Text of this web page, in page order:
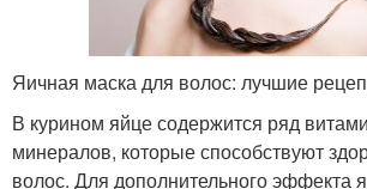
Яичная маска для волос: лучшие
В курином яйце содержится ряд
минералов, которые способствуют
волос. Для дополнительного эффекта